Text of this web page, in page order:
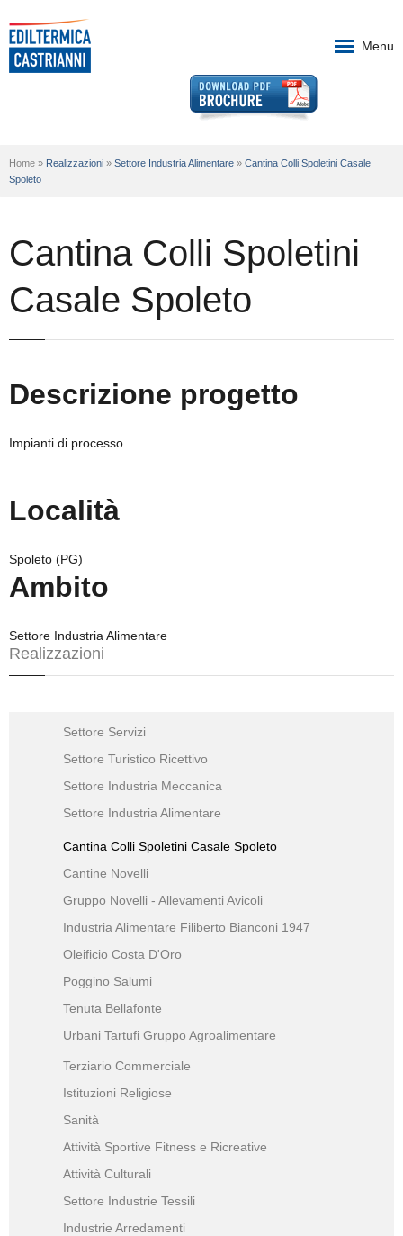
Menu
Realizzazioni
Contatti
Home » Realizzazioni » Settore Industria Alimentare » Cantina Colli Spoletini Casale
Spoleto
Cantina Colli Spoletini
Casale Spoleto
Descrizione progetto
Impianti di processo
Località
Spoleto (PG)
Ambito
Settore Industria Alimentare
Realizzazioni
Settore Servizi
Settore Turistico Ricettivo
Settore Industria Meccanica
Settore Industria Alimentare
Cantina Colli Spoletini Casale Spoleto
Cantine Novelli
Gruppo Novelli - Allevamenti Avicoli
Industria Alimentare Filiberto Bianconi 1947
Oleificio Costa D'Oro
Poggino Salumi
Tenuta Bellafonte
Urbani Tartufi Gruppo Agroalimentare
Terziario Commerciale
Istituzioni Religiose
Sanità
Attività Sportive Fitness e Ricreative
Attività Culturali
Settore Industrie Tessili
Industrie Arredamenti